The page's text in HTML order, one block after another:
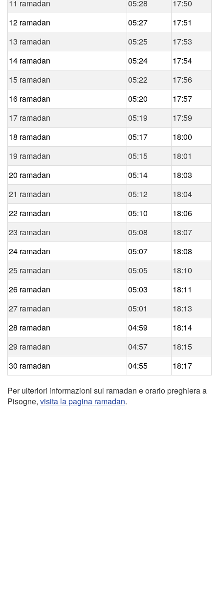
11 ramadan 05:28
17:50
12 ramadan
05:27
17:51
13 ramadan
05:25
17:53
14 ramadan
05:24
17:54
15 ramadan
05:22
17:56
16 ramadan
05:20
17:57
17 ramadan
05:19
17:59
18 ramadan
05:17
18:00
19 ramadan
05:15
18:01
20 ramadan
05:14
18:03
21 ramadan
05:12
18:04
22 ramadan
05:10
18:06
23 ramadan
05:08
18:07
24 ramadan
05:07
18:08
25 ramadan
05:05
18:10
26 ramadan
05:03
18:11
27 ramadan
05:01
18:13
28 ramadan
04:59
18:14
29 ramadan
04:57
18:15
30 ramadan
04:55 18:17
Per ulteriori informazioni sul ramadan e orario preghiera a
Pisogne, visita la pagina ramadan.